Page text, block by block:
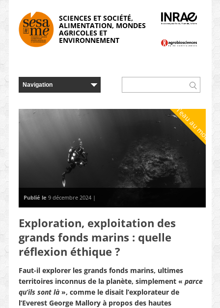
SCIENCES ET SOCIÉTÉ,
ALIMENTATION, MONDES
AGRICOLES ET
ENVIRONNEMENT
De l'eau au moulin
Publié le 9 décembre 2024 |
Exploration, exploitation des
grands fonds marins : quelle
réflexion éthique ?
Faut-il explorer les grands fonds marins, ultimes
territoires inconnus de la planète, simplement « parce
qu’ils sont là», comme le disait l’explorateur de
l’Everest George Mallory à propos des hautes